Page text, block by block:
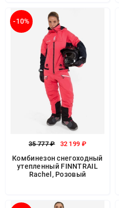
-10%
35 777 ₽ 32 199 ₽
Комбинезон снегоходный
утепленный FINNTRAIL
Rachel, Розовый